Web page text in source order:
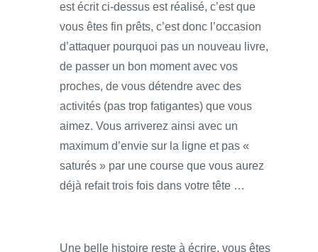
est écrit ci-dessus est réalisé, c’est que
vous êtes fin prêts, c’est donc l’occasion
d’attaquer pourquoi pas un nouveau livre,
de passer un bon moment avec vos
proches, de vous détendre avec des
activités (pas trop fatigantes) que vous
aimez. Vous arriverez ainsi avec un
maximum d’envie sur la ligne et pas «
saturés » par une course que vous aurez
déjà refait trois fois dans votre tête …
Une belle histoire reste à écrire, vous êtes